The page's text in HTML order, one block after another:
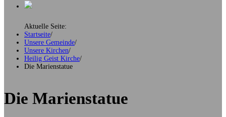
Aktuelle Seite:
Startseite/
Unsere Gemeinde/
Unsere Kirchen/
Heilig Geist Kirche/
Die Marienstatue
Die Marienstatue